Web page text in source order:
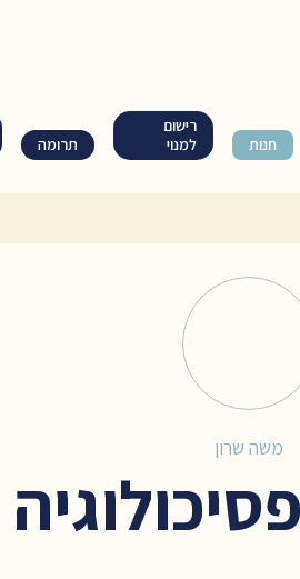
חנות
רישום
למנוי
תרומה
משה שרון